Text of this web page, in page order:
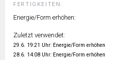
FERTIGKEITEN:
Energie/Form erhöhen:
Zuletzt verwendet:
29.6. 19:21 Uhr: Energie/Form erhöhen
28.6. 14:08 Uhr: Energie/Form erhöhen